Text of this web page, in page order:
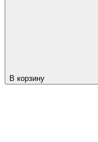
В корзину